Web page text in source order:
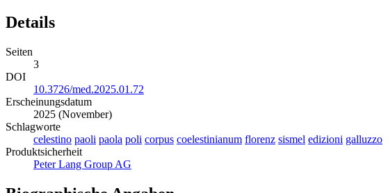
Details
Seiten
3
DOI
10.3726/med.2025.01.72
Erscheinungsdatum
2025 (November)
Schlagworte
celestino paoli paola poli corpus coelestinianum florenz sismel edizioni galluzzo
Produktsicherheit
Peter Lang Group AG